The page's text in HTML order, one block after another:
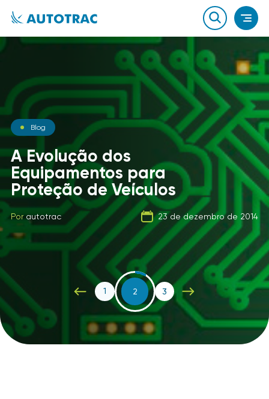
Notícias
O que você sabe sobre o
combustível que a sua
frota usa?
Porautotrac 21 de setembro de 2019
Blog
A Evolução dos
Equipamentos para
Proteção de Veículos
Porautotrac 23 de dezembro de 2014
Carga Fracionada
Porautotrac 06 de fevereiro de 2020
1 2 3